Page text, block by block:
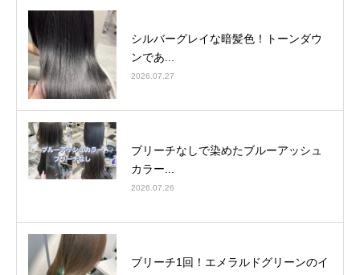
シルバーグレイな暗髪色！トーンダウ
ンであ...
2026.07.27
ブリーチなしで染めたブルーアッシュ
カラー...
2026.07.26
ブリーチ1回！エメラルドグリーンのイ